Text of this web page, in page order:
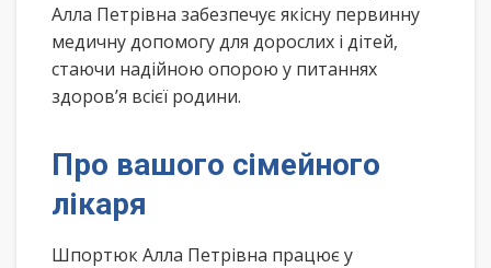
Алла Петрівна забезпечує якісну первинну
медичну допомогу для дорослих і дітей,
стаючи надійною опорою у питаннях
здоров’я всієї родини.
Про вашого сімейного
лікаря
Шпортюк Алла Петрівна працює у